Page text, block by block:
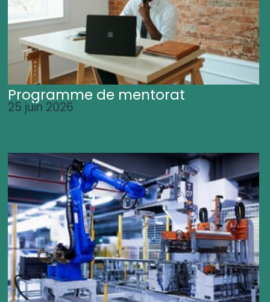
Programme de mentorat
25 juin 2026